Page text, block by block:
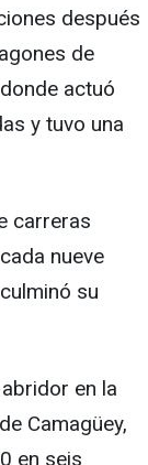
después
de
actuó
y tuvo una
carreras
nueve
su
en la
Camagüey,
en seis